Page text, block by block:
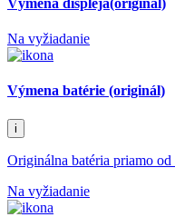
Na vyžiadanie
Výmena batérie (originál)
i
Originálna batéria priamo
Na vyžiadanie